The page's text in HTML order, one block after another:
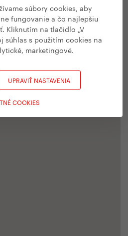
súbory cookies, aby
fungovanie a čo najlepšiu
Kliknutím na tlačidlo „V
súhlas s použitím cookies na
marketingové.
UPRAVIŤ NASTAVENIA
COOKIES